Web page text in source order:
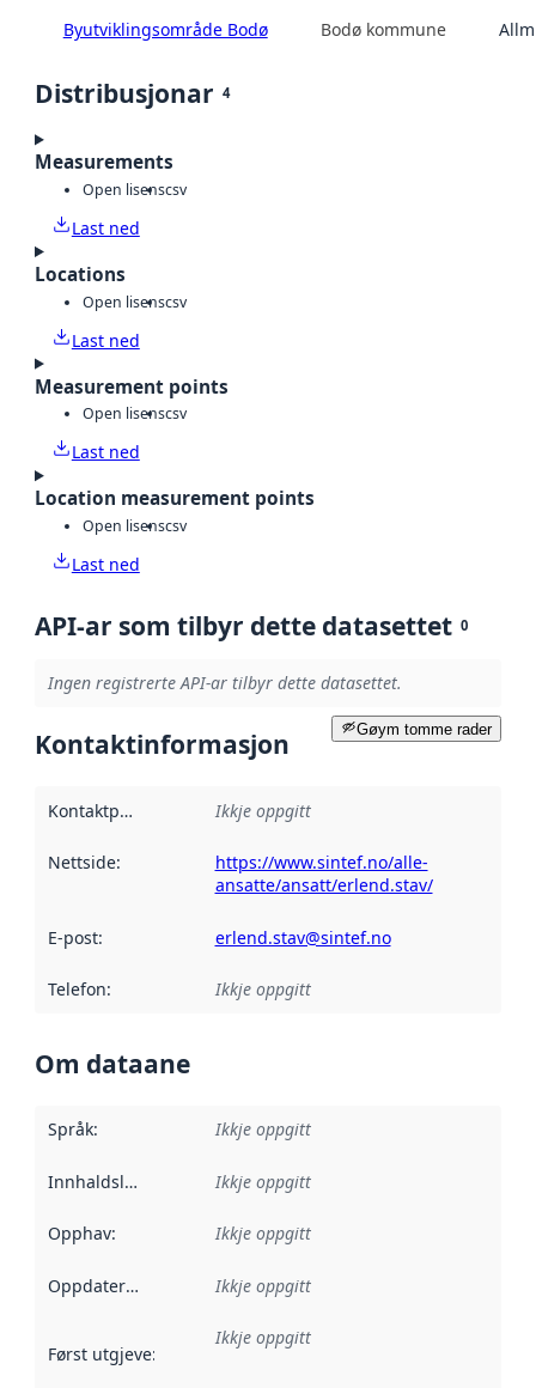
Byutviklingsområde Bodø Bodø kommune
Distribusjonar 4
Measurements
Open lisenscsv
Last ned
Locations
Open lisenscsv
Last ned
Measurement points
Open lisenscsv
Last ned
Location measurement points
Open lisenscsv
Last ned
API-ar som tilbyr dette datasettet 0
Ingen registrerte API-ar tilbyr dette datasettet.
Gøym tomme rader
Kontaktinformasjon
Kontaktpunkt Ikkje oppgitt
Nettside:
https://www.sintef.no/alle-
ansatte/ansatt/erlend.stav/
E-post: erlend.stav@sintef.no
Telefon: Ikkje oppgitt
Om dataane
Språk: Ikkje oppgitt
Innhaldsleverandørar :
Ikkje oppgitt
Opphav: Ikkje oppgitt
Oppdateringsfrekvens :
Ikkje oppgitt
Først utgjeve: Denne datoen seier når dataa i dette
Ikkje oppgitt